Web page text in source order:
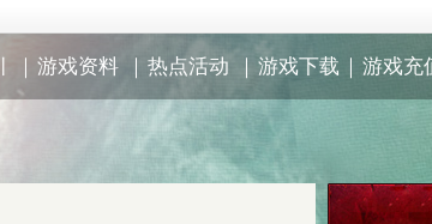
｜ 游戏资料 ｜ 热点活动 ｜ 游戏下载 ｜ 游戏充